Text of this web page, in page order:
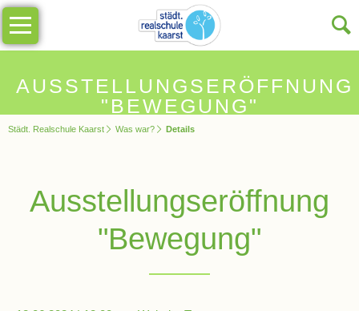
AUSSTELLUNGSERÖFFNUNG
"BEWEGUNG"
Navigation
überspringen
Unsere
Schule
Schulinfos
Allgemeine
Impressionen
Städt. Realschule Kaarst Was war? Details
Ausstellungseröffnung
"Bewegung"